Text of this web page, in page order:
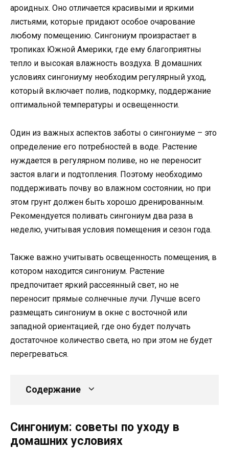
ароидных. Оно отличается красивыми и яркими
листьями, которые придают особое очарование
любому помещению. Сингониум произрастает в
тропиках Южной Америки, где ему благоприятны
тепло и высокая влажность воздуха. В домашних
условиях сингониуму необходим регулярный уход,
который включает полив, подкормку, поддержание
оптимальной температуры и освещенности.
Один из важных аспектов заботы о сингониуме – это
определение его потребностей в воде. Растение
нуждается в регулярном поливе, но не переносит
застоя влаги и подтопления. Поэтому необходимо
поддерживать почву во влажном состоянии, но при
этом грунт должен быть хорошо дренированным.
Рекомендуется поливать сингониум два раза в
неделю, учитывая условия помещения и сезон года.
Также важно учитывать освещенность помещения, в
котором находится сингониум. Растение
предпочитает яркий рассеянный свет, но не
переносит прямые солнечные лучи. Лучше всего
размещать сингониум в окне с восточной или
западной ориентацией, где оно будет получать
достаточное количество света, но при этом не будет
перегреваться.
Содержание
Сингониум: советы по уходу в
домашних условиях